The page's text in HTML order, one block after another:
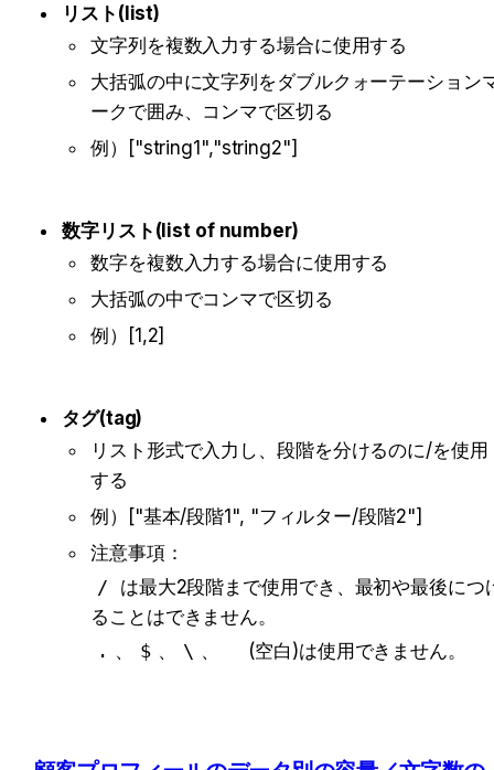
リスト(list)
文字列を複数入力する場合に使用する
大括弧の中に文字列をダブルクォーテーション
ークで囲み、コンマで区切る
例）
["string1","string2"]
数字リスト(list of number)
数字を複数入力する場合に使用する
大括弧の中でコンマで区切る
例）
[1,2]
タグ(tag)
リスト形式で入力し、段階を分けるのに/を使用
する
例）
["基本/段階1", "フィルター/段階2"]
注意事項：
/
は最大2段階まで使用でき、最初や最後につ
ることはできません。
. 、 $ 、 \ 、 (空白)は使用できません。